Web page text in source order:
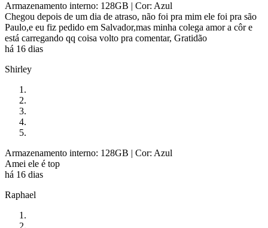
Armazenamento interno: 128GB | Cor: Azul
Chegou depois de um dia de atraso, não foi pra mim ele foi pra são
Paulo,e eu fiz pedido em Salvador,mas minha colega amor a côr e
está carregando qq coisa volto pra comentar, Gratidão
há 16 dias
Shirley
Armazenamento interno: 128GB | Cor: Azul
Amei ele é top
há 16 dias
Raphael